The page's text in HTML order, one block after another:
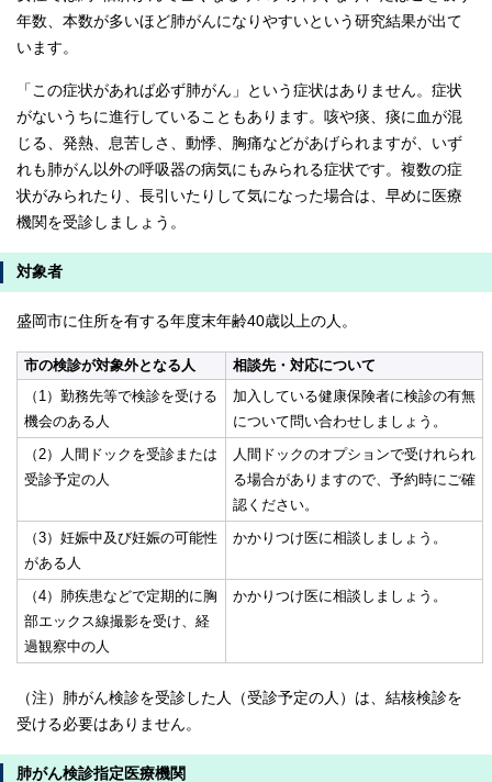
年数、本数が多いほど肺がんになりやすいという研究結果が出て
います。
「この症状があれば必ず肺がん」という症状はありません。症状
がないうちに進行していることもあります。咳や痰、痰に血が混
じる、発熱、息苦しさ、動悸、胸痛などがあげられますが、いず
れも肺がん以外の呼吸器の病気にもみられる症状です。複数の症
状がみられたり、長引いたりして気になった場合は、早めに医療
機関を受診しましょう。
対象者
盛岡市に住所を有する年度末年齢40歳以上の人。
市の検診が対象外となる人
相談先・対応について
（1）勤務先等で検診を受ける
機会のある人
加入している健康保険者に検診の有無
について問い合わせしましょう。
（2）人間ドックを受診または
受診予定の人
人間ドックのオプションで受けれられ
る場合がありますので、予約時にご確
認ください。
（3）妊娠中及び妊娠の可能性
がある人
かかりつけ医に相談しましょう。
（4）肺疾患などで定期的に胸
部エックス線撮影を受け、経
過観察中の人
かかりつけ医に相談しましょう。
（注）肺がん検診を受診した人（受診予定の人）は、結核検診を
受ける必要はありません。
肺がん検診指定医療機関